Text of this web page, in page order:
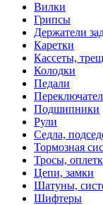
Вилки
Грипсы
Держатели
Каретки
Кассеты,
Колодки
Педали
Подшипники
Рули
Седла,
Тормозная
Тросы,
Цепи, замки
Шатуны,
Шифтеры